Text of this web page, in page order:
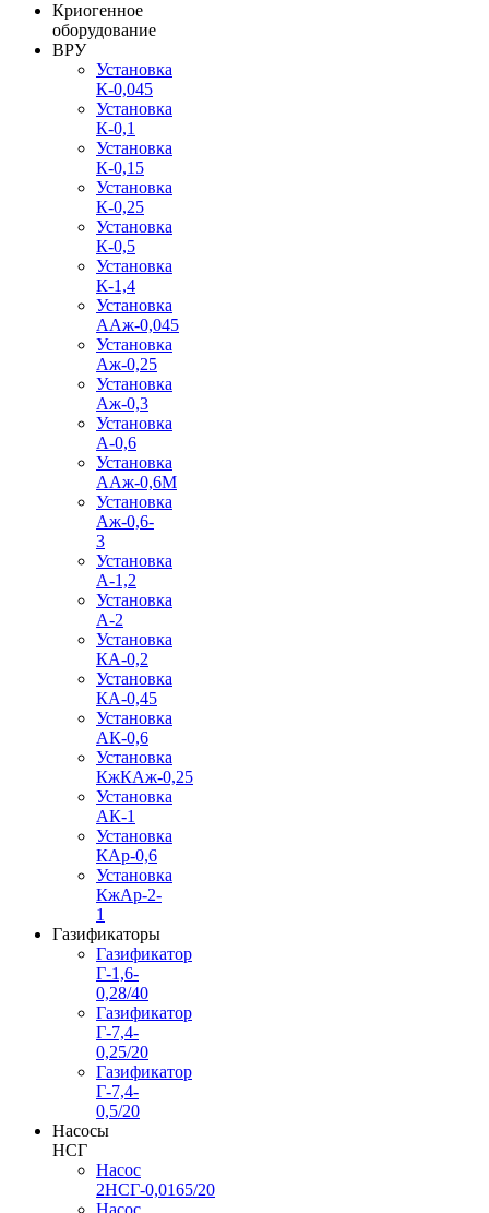
Криогенное
оборудование
ВРУ
Установка
К-0,045
Установка
К-0,1
Установка
К-0,15
Установка
К-0,25
Установка
К-0,5
Установка
К-1,4
Установка
ААж-0,045
Установка
Аж-0,25
Установка
Аж-0,3
Установка
А-0,6
Установка
ААж-0,6М
Установка
Аж-0,6-
3
Установка
А-1,2
Установка
А-2
Установка
КА-0,2
Установка
КА-0,45
Установка
АК-0,6
Установка
КжКАж-0,25
Установка
АК-1
Установка
КАр-0,6
Установка
КжАр-2-
1
Газификаторы
Газификатор
Г-1,6-
0,28/40
Газификатор
Г-7,4-
0,25/20
Газификатор
Г-7,4-
0,5/20
Насосы
НСГ
Насос
2НСГ-0,0165/20